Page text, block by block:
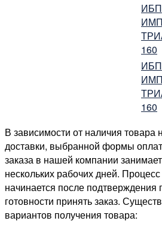
ИБП
160
ИБП
160
В зависимости от наличия товара
доставки, выбранной формы
заказа в нашей компании
нескольких рабочих дней.
начинается после подтверждения
готовности принять заказ.
вариантов получения товара: